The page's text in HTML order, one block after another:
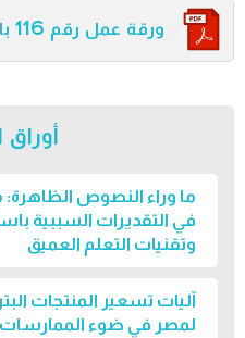
ورقة عمل رقم 116 باللغة العربية
ما وراء النصوص الظاهرة:
في التقديرات السببية
وتقنيات التعلم العميق
آليات تسعير المنتجات
لمصر في ضوء الممارسات